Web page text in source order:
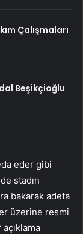
Çalışmaları
Beşikçioğlu
eder gibi
stadın
bakarak adeta
üzerine resmi